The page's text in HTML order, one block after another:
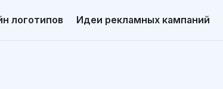
логотипов Идеи рекламных кампаний